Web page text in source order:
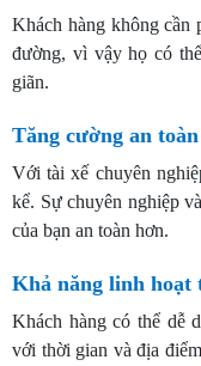
Khách hàng không cần
đường, vì vậy họ có
giãn.
Tăng cường an
Với tài xế chuyên
kể. Sự chuyên nghiệp
của bạn an toàn hơn.
Khả năng linh
Khách hàng có thể dễ
với thời gian và địa